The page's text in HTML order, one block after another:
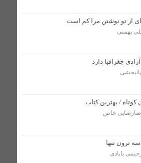
جدید شرکت توزیع برق در
فرماندار به انتصاب بدون
قطعه بچه ماهی بومی در حوزه آبگیر
انتظامی شهرستان لالی /
اسکندر بزرگمهری شد + تصاویر
لالی؛ هیچ دستگاه اداری پای
از تو نوشتن مرا کم است
بهمنی
جغرافیا دارد
کوتاه / بهترین کتاب
خاص
ترون تنها
بابادی